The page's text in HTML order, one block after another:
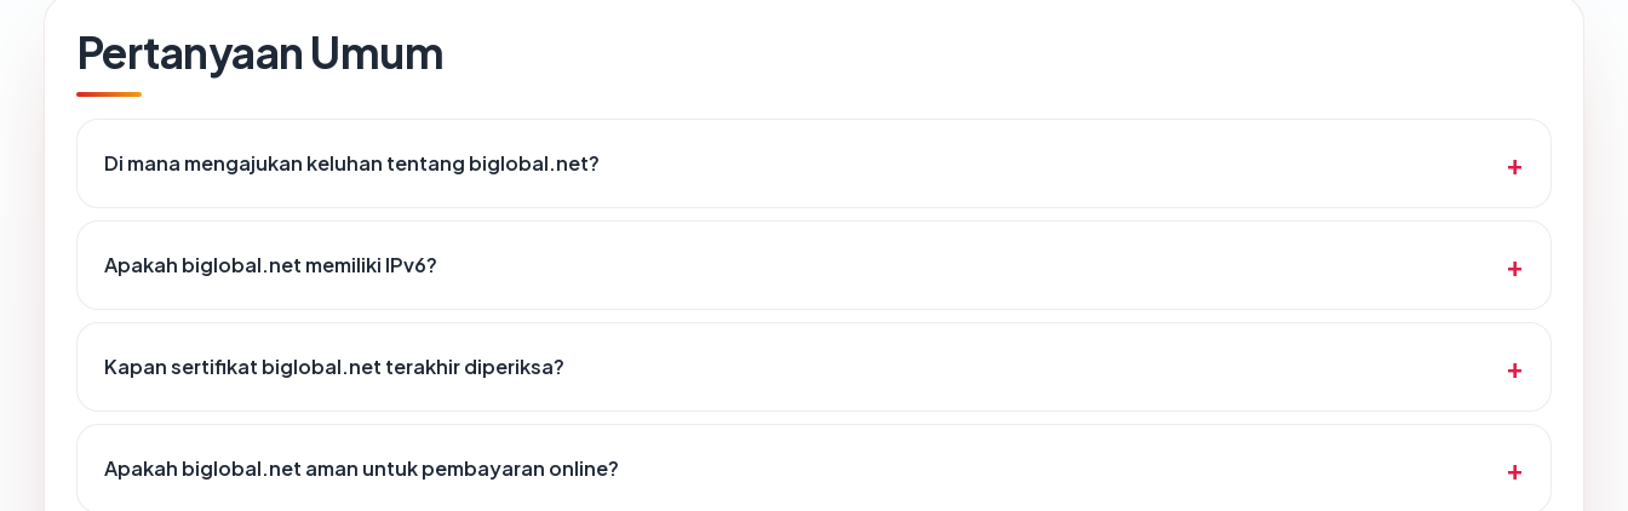
Pertanyaan Umum
Di mana mengajukan keluhan tentang biglobal.net?
Apakah biglobal.net memiliki IPv6?
Kapan sertifikat biglobal.net terakhir diperiksa?
Apakah biglobal.net aman untuk pembayaran online?